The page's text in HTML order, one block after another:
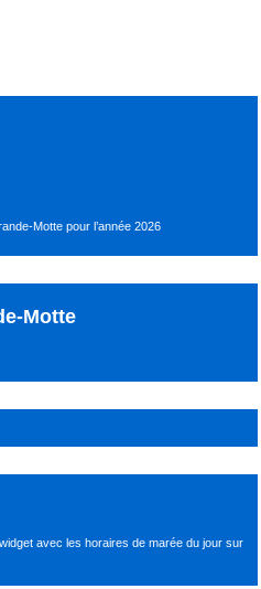
Motte pour l’année 2026
Motte
avec les horaires de marée du joursur